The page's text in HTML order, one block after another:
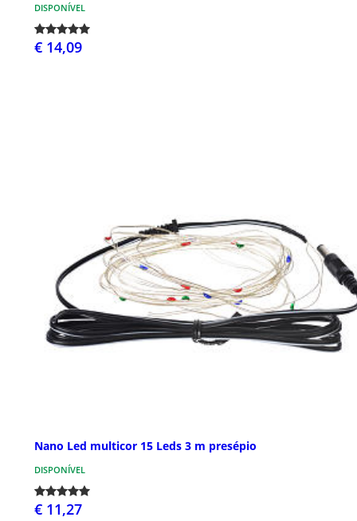
DISPONÍVEL
€ 14,09
Nano Led multicor 15 Leds 3 m presépio
DISPONÍVEL
€ 11,27